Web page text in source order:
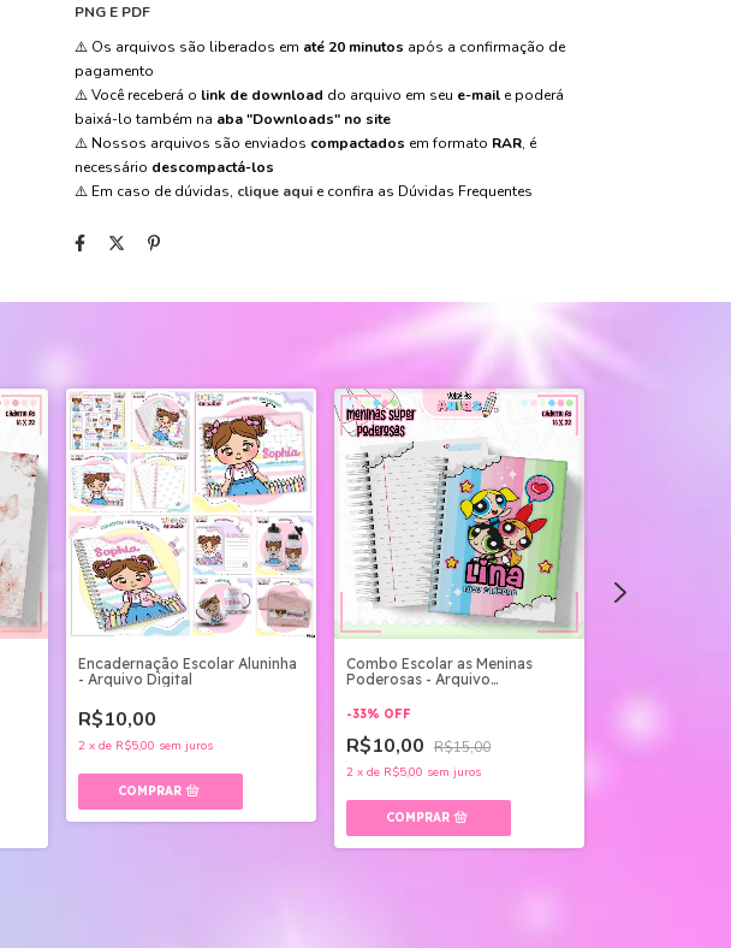
PNG E PDF
⚠️ Os arquivos são liberados em até 20 minutos após a confirmação de
pagamento
⚠️ Você receberá o link de download do arquivo em seu e-mail e poderá
baixá-lo também na aba "Downloads" no site
⚠️ Nossos arquivos são enviados compactados em formato RAR, é
necessário descompactá-los
⚠️ Em caso de dúvidas, clique aqui e confira as Dúvidas Frequentes
Encadernação Escolar Aluninha
- Arquivo Digital
R$10,00
2 x de R$5,00 sem juros
Combo Escolar as Meninas
Poderosas - Arquivo
-33% OFF
R$10,00 R$15,00
2 x de R$5,00 sem juros
R$15,00